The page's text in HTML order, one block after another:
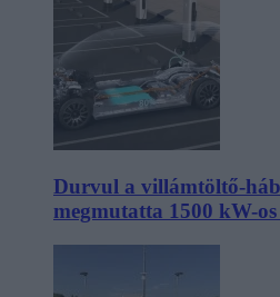
Durvul a villámtöltő-
megmutatta 1500 kW-